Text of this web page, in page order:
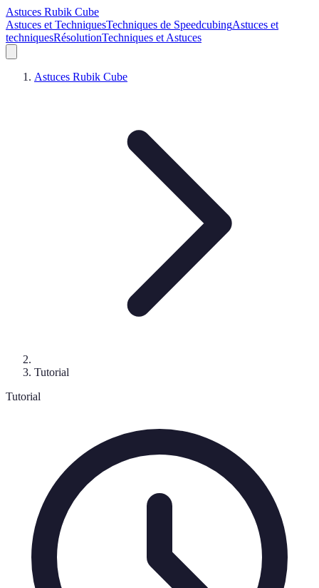
Astuces Rubik Cube
Astuces et TechniquesTechniques de SpeedcubingAstuces et
techniquesRésolutionTechniques et Astuces
Astuces Rubik Cube
Tutorial
Tutorial